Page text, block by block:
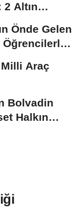
2 Altın
Önde Gelen
Öğrencilerle
Araç
Bolvadin
Halkın